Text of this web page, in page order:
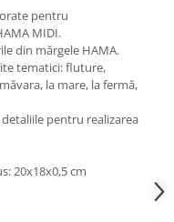
pentru
MIDI.
din mărgele HAMA.
tematici: fluture,
la mare, la fermă,
pentru realizarea
20x18x0,5 cm